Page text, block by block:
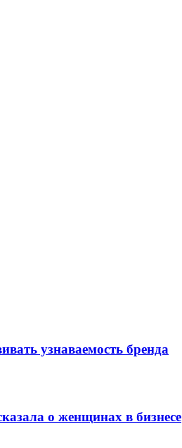
узнаваемость бренда
о женщинах в бизнесе